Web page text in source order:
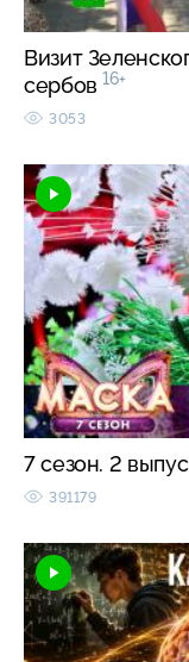
Визит
сербов 16+
3053
7 сезон. 2
391179